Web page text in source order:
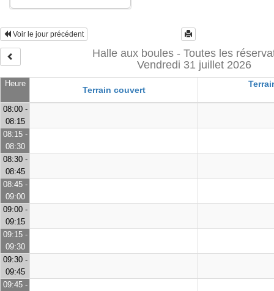
Voir le jour précédent
Halle aux boules - Toutes les
Vendredi 31 juillet 2026
Heure
Terrain couvert
08:00 -
08:15
08:15 -
08:30
08:30 -
08:45
08:45 -
09:00
09:00 -
09:15
09:15 -
09:30
09:30 -
09:45
09:45 -